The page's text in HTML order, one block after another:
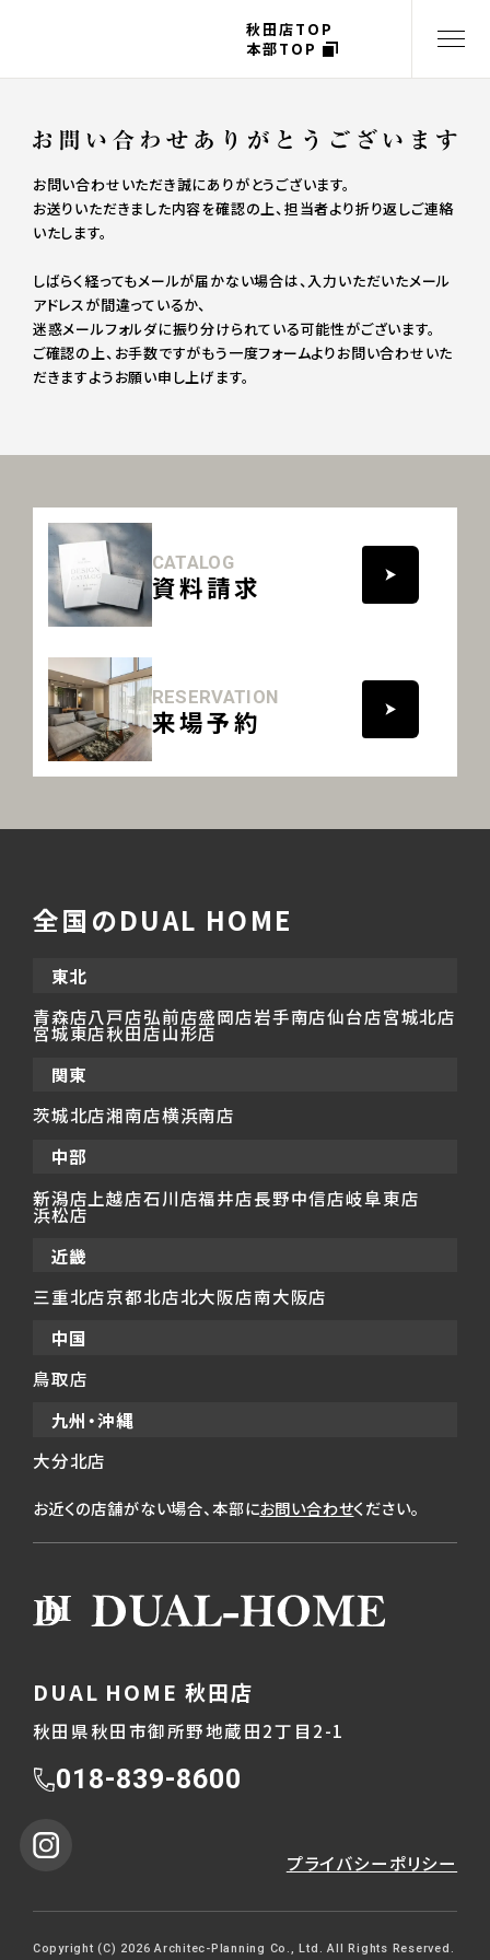
秋田店TOP
本部TOP
お問い合わせいただき誠にありがとうございます。
お送りいただきました内容を確認の上、担当者より折り返しご連絡
いたします。
しばらく経ってもメールが届かない場合は、入力いただいたメール
アドレスが間違っているか、
迷惑メールフォルダに振り分けられている可能性がございます。
ご確認の上、お手数ですがもう一度フォームよりお問い合わせいた
だきますようお願い申し上げます。
CATALOG
資料請求
RESERVATION
来場予約
全国のDUAL HOME
東北
青森店八戸店弘前店盛岡店岩手南店仙台店宮城北店
宮城東店秋田店山形店
関東
茨城北店湘南店横浜南店
中部
新潟店 上越店石川店福井店長野中信店岐阜東店
浜松店
近畿
三重北店京都北店北大阪店南大阪店
中国
鳥取店
九州・沖縄
大分北店
お近くの店舗がない場合、本部にお問い合わせください。
DUAL HOME 秋田店
秋田県秋田市御所野地蔵田2丁目2-1
018-839-8600
プライバシーポリシー
Copyright (C) 2026 Architec-Planning Co., Ltd. All Rights Reserved.